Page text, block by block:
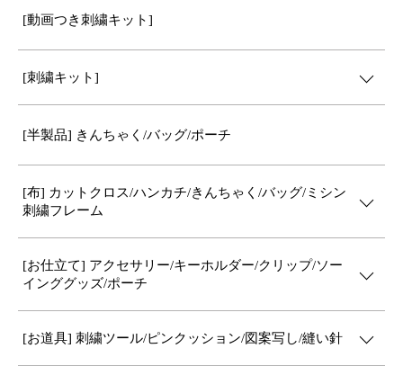
[動画つき刺繍キット]
[刺繍キット]
[半製品] きんちゃく/バッグ/ポーチ
[布] カットクロス/ハンカチ/きんちゃく/バッグ/ミシン
刺繍フレーム
[お仕立て] アクセサリー/キーホルダー/クリップ/ソー
インググッズ/ポーチ
[お道具] 刺繍ツール/ピンクッション/図案写し/縫い針